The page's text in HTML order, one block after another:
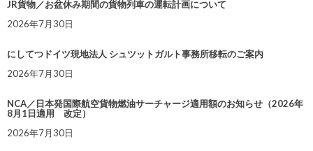
JR貨物／お盆休み期間の貨物列車の運転計画について
2026年7月30日
にしてつドイツ現地法人 シュツットガルト事務所移転のご案内
2026年7月30日
NCA／日本発国際航空貨物燃油サーチャージ適用額のお知らせ（2026年
8月1日適用 改定）
2026年7月30日